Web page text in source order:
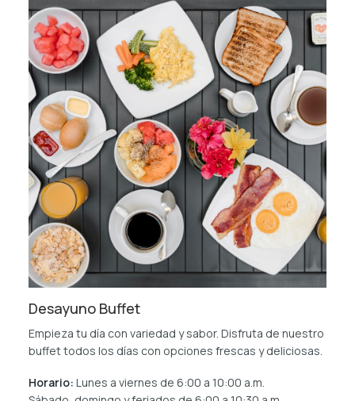
Desayuno Buffet
Empieza tu día con variedad y sabor. Disfruta de nuestro
buffet todos los días con opciones frescas y deliciosas.
Horario: Lunes a viernes de 6:00 a 10:00 a.m.